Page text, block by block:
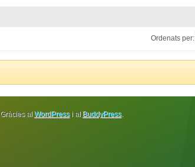
Ordenats per:
Gràcies al WordPressi al BuddyPress.